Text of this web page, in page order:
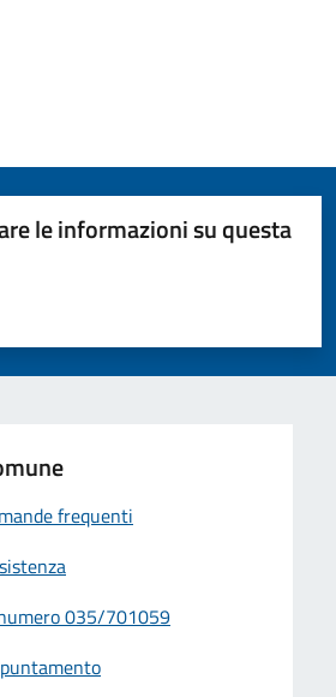
le informazioni su questa
5 stelle su 5
su 5
su 5
5
frequenti
035/701059